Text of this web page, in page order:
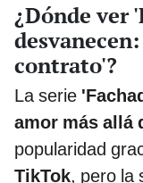
¿Dónde ver
contrato'?
La serie
amor más allá
popularidad
TikTok, pero la